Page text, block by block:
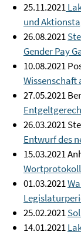
25.11.2021
und
26.08.2021
Gender Pay
10.08.2021
Wissenschaft
27.05.2021
26.03.2021
Entwurf des
15.03.2021
Wortprotokoll
01.03.2021
25.02.2021
14.01.2021